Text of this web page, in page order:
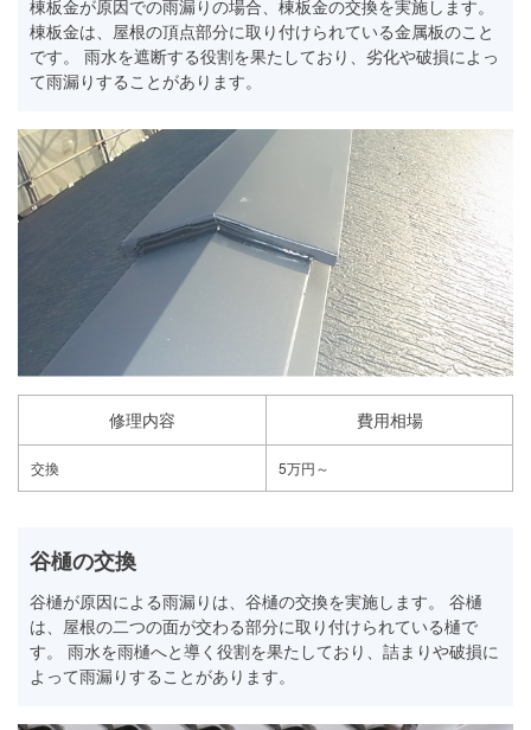
棟板金が原因での雨漏りの場合、棟板金の交換を実施します。
棟板金は、屋根の頂点部分に取り付けられている金属板のこと
です。 雨水を遮断する役割を果たしており、劣化や破損によっ
て雨漏りすることがあります。
修理内容 費用相場
交換 5万円～
谷樋の交換
谷樋が原因による雨漏りは、谷樋の交換を実施します。 谷樋
は、屋根の二つの面が交わる部分に取り付けられている樋で
す。 雨水を雨樋へと導く役割を果たしており、詰まりや破損に
よって雨漏りすることがあります。